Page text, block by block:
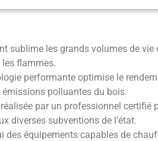
sublime les grands volumes de
flammes.
performante optimise le
polluantes du bois.
par un professionnel certifié
diverses subventions de l’état.
des équipements capables de